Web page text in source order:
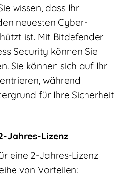
wissen, dass Ihr
neuesten Cyber-
ist. Mit Bitdefender
Security können Sie
Sie können sich auf Ihr
während
für Ihre Sicherheit
Jahres-Lizenz
eine 2-Jahres-Lizenz
von Vorteilen: